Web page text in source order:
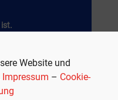
Website und
Impressum – Cookie-
ist.